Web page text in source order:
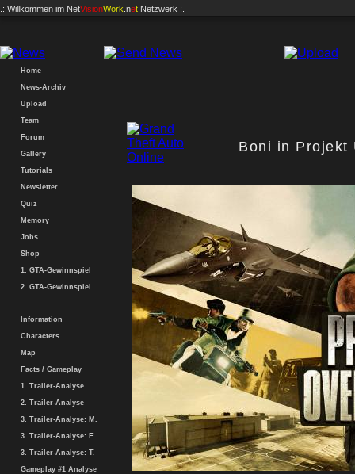
.: Willkommen im NetVisionWork .net Netzwerk :.
Home
News-Archiv
Upload
Team
Forum
Gallery
Tutorials
Newsletter
Quiz
Memory
Jobs
Shop
1. GTA-Gewinnspiel
2. GTA-Gewinnspiel
Information
Characters
Map
Facts / Gameplay
1. Trailer-Analyse
2. Trailer-Analyse
3. Trailer-Analyse: M.
3. Trailer-Analyse: F.
3. Trailer-Analyse: T.
Gameplay #1 Analyse
Boni in Projekt